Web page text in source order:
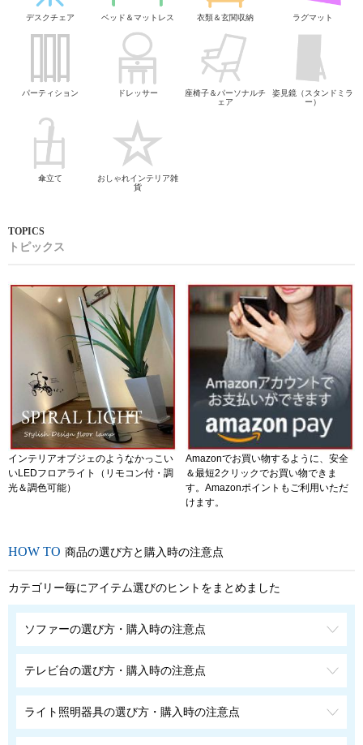
デスクチェア ベッド＆マットレス 衣類＆玄関収納 ラグマット
パーティション ドレッサー
座椅子＆パーソナルチ
ェア
姿見鏡（スタンドミラ
ー）
傘立て
おしゃれインテリア雑
貨
トピックス
インテリアオブジェのようなかっこい
いLEDフロアライト（リモコン付・調
光＆調色可能）
Amazonでお買い物するように、安全
＆最短2クリックでお買い物できま
す。Amazonポイントもご利用いただ
けます。
商品の選び方と購入時の注意点
カテゴリー毎にアイテム選びのヒントをまとめました
ソファーの選び方・購入時の注意点
テレビ台の選び方・購入時の注意点
ライト照明器具の選び方・購入時の注意点